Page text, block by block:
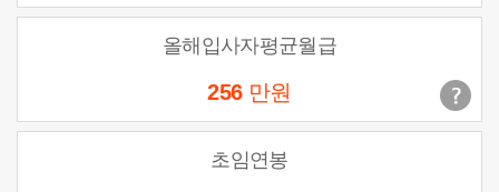
올해입사자평균월급
256 만원
초임연봉